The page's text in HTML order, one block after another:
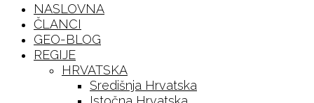
NASLOVNA
ČLANCI
GEO-BLOG
REGIJE
HRVATSKA
Središnja Hrvatska